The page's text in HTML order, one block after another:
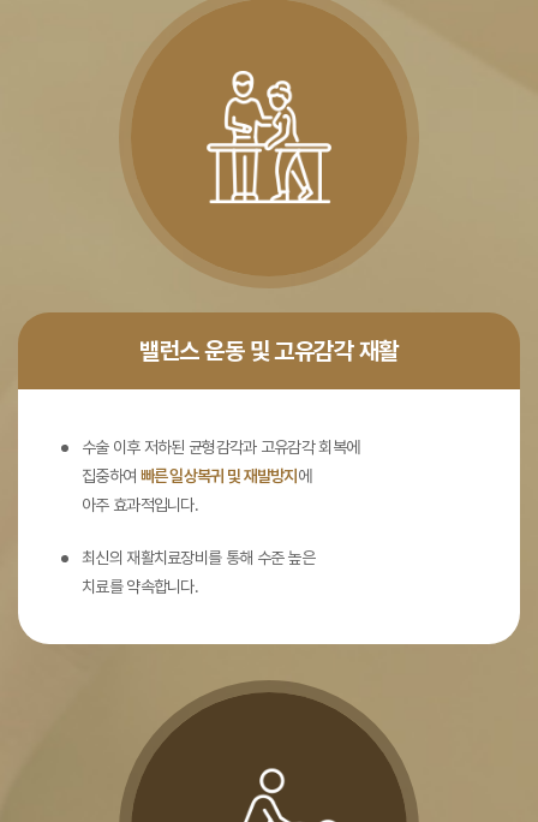
밸런스 운동 및 고유감각 재활
수술 이후 저하된 균형감각과 고유감각 회복에
집중하여 빠른 일상복귀 및 재발방지 에
아주 효과적입니다.
최신의 재활치료장비를 통해 수준 높은
치료를 약속합니다.